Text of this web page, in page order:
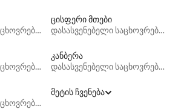
დასასვენებელი საცხოვრებლები
ცისფერი მთები
დასასვენებელი საცხოვრებლები
დასასვენებელი საცხოვრებლები
კანბერა
დასასვენებელი საცხოვრებლები
დასასვენებელი საცხოვრებლები
მეტის ჩვენება